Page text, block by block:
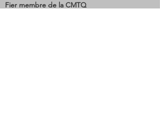
Fier membre de la CMTQ